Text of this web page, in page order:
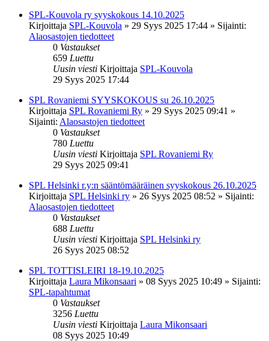
SPL-Kouvola ry syyskokous 14.10.2025
Kirjoittaja SPL-Kouvola » 29 Syys 2025 17:44 » Sijainti:
Alaosastojen tiedotteet
0 Vastaukset
659 Luettu
Uusin viesti Kirjoittaja SPL-Kouvola
29 Syys 2025 17:44
SPL Rovaniemi SYYSKOKOUS su 26.10.2025
Kirjoittaja SPL Rovaniemi Ry » 29 Syys 2025 09:41 »
Sijainti: Alaosastojen tiedotteet
0 Vastaukset
780 Luettu
Uusin viesti Kirjoittaja SPL Rovaniemi Ry
29 Syys 2025 09:41
SPL Helsinki r.y:n sääntömääräinen syyskokous 26.10.2025
Kirjoittaja SPL Helsinki ry » 26 Syys 2025 08:52 » Sijainti:
Alaosastojen tiedotteet
0 Vastaukset
688 Luettu
Uusin viesti Kirjoittaja SPL Helsinki ry
26 Syys 2025 08:52
SPL TOTTISLEIRI 18-19.10.2025
Kirjoittaja Laura Mikonsaari » 08 Syys 2025 10:49 » Sijainti:
SPL-tapahtumat
0 Vastaukset
3256 Luettu
Uusin viesti Kirjoittaja Laura Mikonsaari
08 Syys 2025 10:49